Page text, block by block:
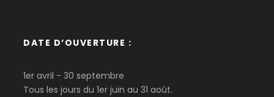
DATE D’OUVERTURE :
1er avril - 30 septembre
Tous les jours du 1er juin au 31 août.